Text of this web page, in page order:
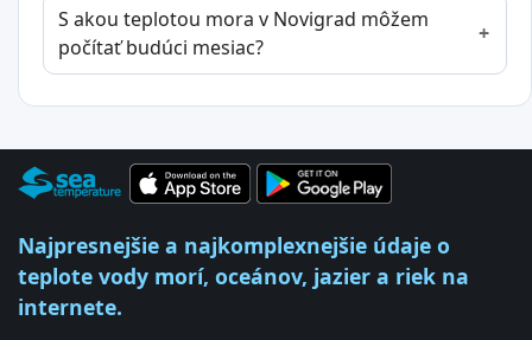
S akou teplotou mora v Novigrad môžem
počítať budúci mesiac?
Najpresnejšie a najkomplexnejšie údaje o
teplote vody morí, oceánov, jazier a riek na
internete.